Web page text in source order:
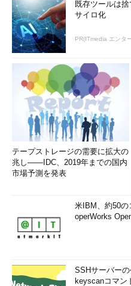
既存ツールは
サイロ化
PR(ITmedia エンタ
テープストレージの需要に拡大の
兆し――IDC、2019年までの国内
市場予測を発表
米IBM、約50の
operWorks
SSHサーバー
keyscanコマン